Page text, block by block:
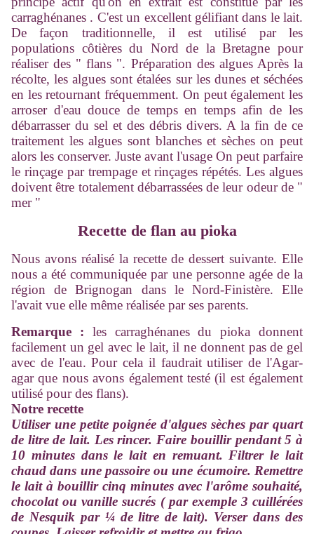
carraghénanes . C'est un excellent gélifiant dans le lait.
De façon traditionnelle, il est utilisé par les
populations côtières du Nord de la Bretagne pour
réaliser des " flans ". Préparation des algues Après la
récolte, les algues sont étalées sur les dunes et séchées
en les retournant fréquemment. On peut également les
arroser d'eau douce de temps en temps afin de les
débarrasser du sel et des débris divers. A la fin de ce
traitement les algues sont blanches et sèches on peut
alors les conserver. Juste avant l'usage On peut parfaire
le rinçage par trempage et rinçages répétés. Les algues
doivent être totalement débarrassées de leur odeur de "
mer "
Recette de flan au pioka
Nous avons réalisé la recette de dessert suivante. Elle
nous a été communiquée par une personne agée de la
région de Brignogan dans le Nord-Finistère. Elle
l'avait vue elle même réalisée par ses parents.
Remarque :
les carraghénanes du pioka donnent
facilement un gel avec le lait, il ne donnent pas de gel
avec de l'eau. Pour cela il faudrait utiliser de l'Agar-
agar que nous avons également testé (il est également
utilisé pour des flans).
Notre recette
Utiliser une petite poignée d'algues sèches par quart
de litre de lait. Les rincer. Faire bouillir pendant 5 à
10 minutes dans le lait en remuant. Filtrer le lait
chaud dans une passoire ou une écumoire. Remettre
le lait à bouillir cinq minutes avec l'arôme souhaité,
chocolat ou vanille sucrés ( par exemple 3 cuillérées
de Nesquik par ¼ de litre de lait). Verser dans des